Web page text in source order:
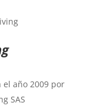
año 2009 por
SAS